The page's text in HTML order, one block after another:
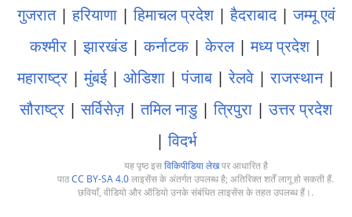
गुजरात|हरियाणा|हिमाचल प्रदेश|हैदराबाद|जम्मू एवं
कश्मीर |झारखंड|कर्नाटक|केरल|मध्य प्रदेश|
महाराष्ट्र|मुंबई| ओडिशा|पंजाब|रेलवे|राजस्थान|
सौराष्ट्र |सर्विसेज़|तमिल नाडु|त्रिपुरा |उत्तर प्रदेश
|विदर्भ
यह पृष्ठ इसविकिपीडिया लेखपर आधारित है
पाठCC BY-SA 4.0लाइसेंस के अंतर्गत उपलब्ध है; अतिरिक्त शर्तें लागू हो सकती हैं.
छवियाँ, वीडियो और ऑडियो उनके संबंधित लाइसेंस के तहत उपलब्ध हैं।.